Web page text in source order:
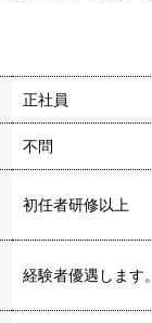
正社員
不問
初任者研修以上
経験者優遇します。